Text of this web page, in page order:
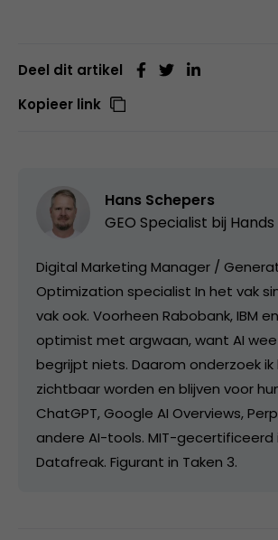
Deel dit artikel
Kopieer link
Hans Schepers
GEO Specialist bij Hands
Digital Marketing Manager /
Optimization specialist In het vak
vak ook. Voorheen Rabobank, IBM
optimist met argwaan, want AI
begrijpt niets. Daarom onderzoek
zichtbaar worden en blijven voor
ChatGPT, Google AI Overviews,
andere AI-tools. MIT-gecertificeerd
Datafreak. Figurant in Taken 3.